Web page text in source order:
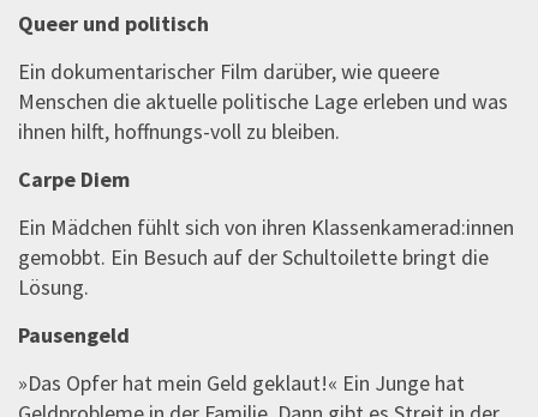
Queer und politisch
Ein dokumentarischer Film darüber, wie queere
Menschen die aktuelle politische Lage erleben und was
ihnen hilft, hoffnungs-voll zu bleiben.
Carpe Diem
Ein Mädchen fühlt sich von ihren Klassenkamerad:innen
gemobbt. Ein Besuch auf der Schultoilette bringt die
Lösung.
Pausengeld
»Das Opfer hat mein Geld geklaut!« Ein Junge hat